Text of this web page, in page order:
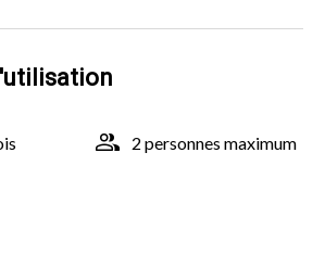
2 personnes maximum